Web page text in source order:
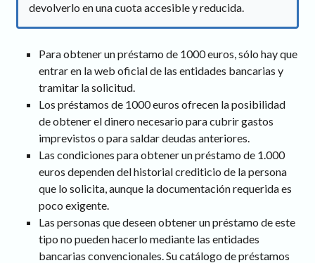
devolverlo en una cuota accesible y reducida.
Para obtener un préstamo de 1000 euros, sólo hay que
entrar en la web oficial de las entidades bancarias y
tramitar la solicitud.
Los préstamos de 1000 euros ofrecen la posibilidad
de obtener el dinero necesario para cubrir gastos
imprevistos o para saldar deudas anteriores.
Las condiciones para obtener un préstamo de 1.000
euros dependen del historial crediticio de la persona
que lo solicita, aunque la documentación requerida es
poco exigente.
Las personas que deseen obtener un préstamo de este
tipo no pueden hacerlo mediante las entidades
bancarias convencionales. Su catálogo de préstamos